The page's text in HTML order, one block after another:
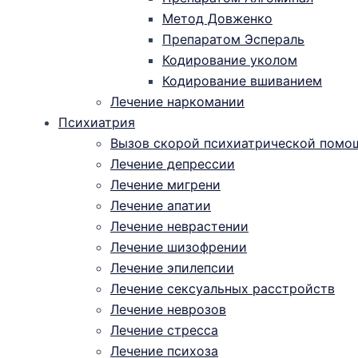
Метод Довженко
Препаратом Эспераль
Кодирование уколом
Кодирование вшиванием
Лечение наркомании
Психиатрия
Вызов скорой психиатрической
Лечение депрессии
Лечение мигрени
Лечение апатии
Лечение неврастении
Лечение шизофрении
Лечение эпилепсии
Лечение сексуальных расстройств
Лечение неврозов
Лечение стресса
Лечение психоза